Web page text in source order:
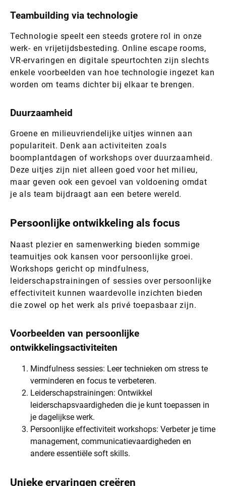
Teambuilding via technologie
Technologie speelt een steeds grotere rol in onze
werk- en vrijetijdsbesteding. Online escape rooms,
VR-ervaringen en digitale speurtochten zijn slechts
enkele voorbeelden van hoe technologie ingezet kan
worden om teams dichter bij elkaar te brengen.
Duurzaamheid
Groene en milieuvriendelijke uitjes winnen aan
populariteit. Denk aan activiteiten zoals
boomplantdagen of workshops over duurzaamheid.
Deze uitjes zijn niet alleen goed voor het milieu,
maar geven ook een gevoel van voldoening omdat
je als team bijdraagt aan een betere wereld.
Persoonlijke ontwikkeling als focus
Naast plezier en samenwerking bieden sommige
teamuitjes ook kansen voor persoonlijke groei.
Workshops gericht op mindfulness,
leiderschapstrainingen of sessies over persoonlijke
effectiviteit kunnen waardevolle inzichten bieden
die zowel op het werk als privé toepasbaar zijn.
Voorbeelden van persoonlijke
ontwikkelingsactiviteiten
Mindfulness sessies: Leer technieken om stress te
verminderen en focus te verbeteren.
Leiderschapstrainingen: Ontwikkel
leiderschapsvaardigheden die je kunt toepassen in
je dagelijkse werk.
Persoonlijke effectiviteit workshops: Verbeter je time
management, communicatievaardigheden en
andere essentiële soft skills.
Unieke ervaringen creëren